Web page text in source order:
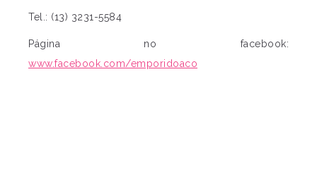
Tel.: (13) 3231-5584
Página no facebook:
www.facebook.com/emporidoaco